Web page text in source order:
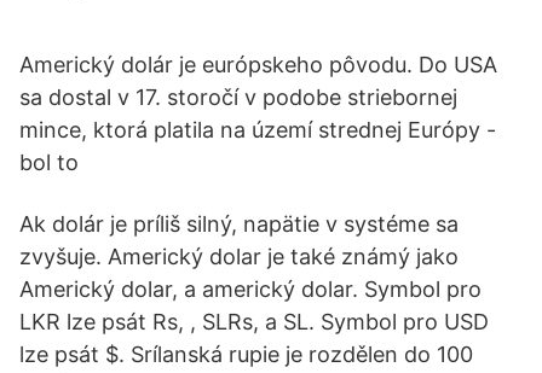
Americký dolár je európskeho pôvodu. Do USA
sa dostal v 17. storočí v podobe striebornej
mince, ktorá platila na území strednej Európy -
bol to
Ak dolár je príliš silný, napätie v systéme sa
zvyšuje. Americký dolar je také známý jako
Americký dolar, a americký dolar. Symbol pro
LKR lze psát Rs, , SLRs, a SL. Symbol pro USD
lze psát $. Srílanská rupie je rozdělen do 100